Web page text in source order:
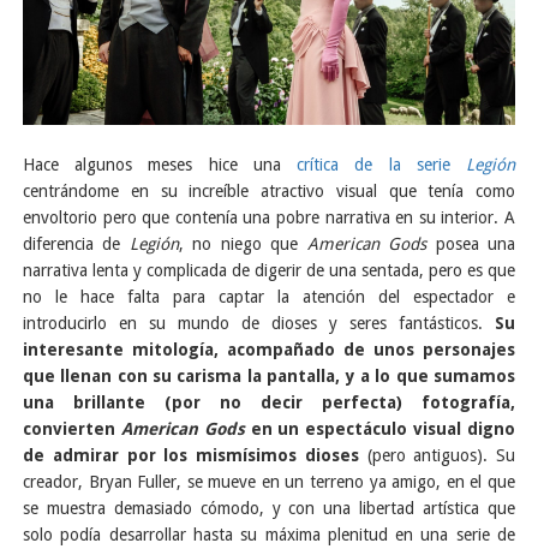
Hace algunos meses hice unacrítica de la serie Legión
centrándome en su increíble atractivo visual que tenía como
envoltorio pero que contenía una pobre narrativa en su interior. A
diferencia de Legión, no niego que American Godsposea una
narrativa lenta y complicada de digerir de una sentada, pero es que
no le hace falta para captar la atención del espectador e
introducirlo en su mundo de dioses y seres fantásticos. Su
interesante mitología, acompañado de unos personajes
que llenan con su carisma la pantalla, y a lo que sumamos
una brillante (por no decir perfecta) fotografía,
convierten American Godsen un espectáculo visual digno
de admirar por los mismísimos dioses (pero antiguos). Su
creador, Bryan Fuller, se mueve en un terreno ya amigo, en el que
se muestra demasiado cómodo, y con una libertad artística que
solo podía desarrollar hasta su máxima plenitud en una serie de